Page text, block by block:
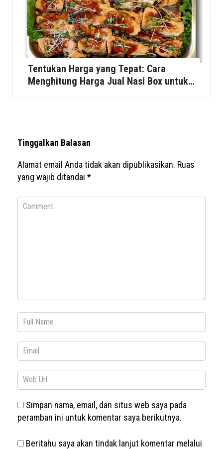
Tentukan Harga yang Tepat: Cara
Menghitung Harga Jual Nasi Box untuk
Tinggalkan Balasan
Alamat email Anda tidak akan dipublikasikan. Ruas
yang wajib ditandai *
Simpan nama, email, dan situs web saya pada
peramban ini untuk komentar saya berikutnya.
Beritahu saya akan tindak lanjut komentar melalui